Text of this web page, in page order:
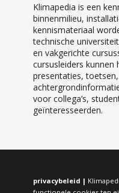
Klimapedia is een
binnenmilieu,
kennismateriaal
technische
en vakgerichte
cursusleiders kunnen
presentaties,
voor collega’s,
geïnteresseerden.
privacybeleid |